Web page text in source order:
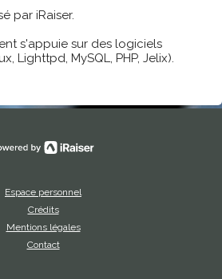
par iRaiser.
s'appuie sur des logiciels
Lighttpd, MySQL, PHP, Jelix).
Espace personnel
Crédits
Mentions légales
Contact